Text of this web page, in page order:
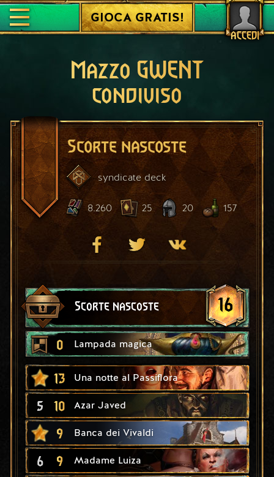
ACCEDI
GIOCA GRATIS!
Mazzo GWENT
condiviso
Scorte nascoste
syndicate deck
8.260 25 20 157
Scorte nascoste 16
0 Lampada magica
13 Una notte al Passiflora
5 10 Azar Javed
9 Banca dei Vivaldi
6 9 Madame Luiza